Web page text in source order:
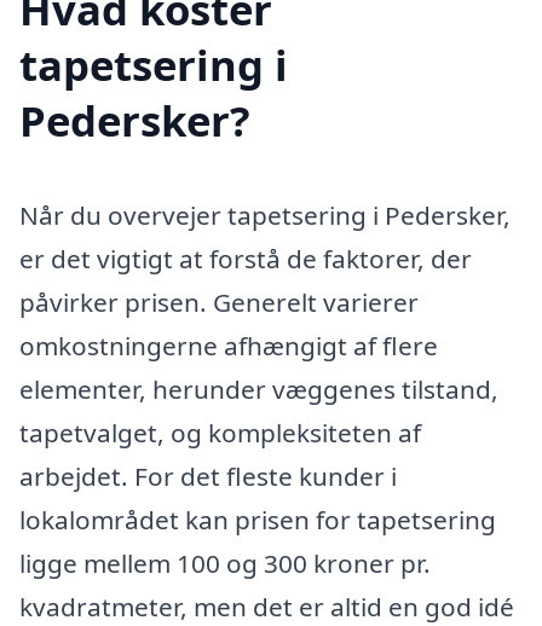
tapetsering i
Pedersker?
Når du overvejer tapetsering i Pedersker,
er det vigtigt at forstå de faktorer, der
påvirker prisen. Generelt varierer
omkostningerne afhængigt af flere
elementer, herunder væggenes tilstand,
tapetvalget, og kompleksiteten af
arbejdet. For det fleste kunder i
lokalområdet kan prisen for tapetsering
ligge mellem 100 og 300 kroner pr.
kvadratmeter, men det er altid en god idé